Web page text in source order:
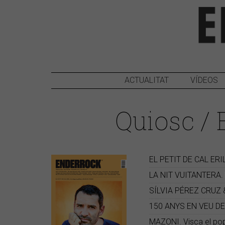
ACTUALITAT VÍDEOS
Quiosc /
EL PETIT DE CAL
LA NIT
SÍLVIA PÉREZ
150 ANYS EN VEU
MAZONI. Visca el